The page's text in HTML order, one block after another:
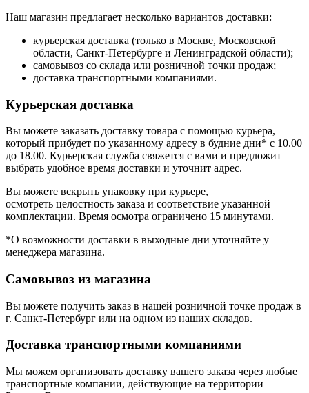
Наш магазин предлагает несколько вариантов доставки:
курьерская доставка (только в Москве, Московской
области, Санкт-Петербурге и Ленинградской области);
самовывоз со склада или розничной точки продаж;
доставка транспортными компаниями.
Курьерская доставка
Вы можете заказать доставку товара с помощью курьера,
который прибудет по указанному адресу в будние дни* с 10.00
до 18.00. Курьерская служба свяжется с вами и предложит
выбрать удобное время доставки и уточнит адрес.
Вы можете вскрыть упаковку при курьере,
осмотреть целостность заказа и соответствие указанной
комплектации. Время осмотра ограничено 15 минутами.
*О возможности доставки в выходные дни уточняйте у
менеджера магазина.
Самовывоз из магазина
Вы можете получить заказ в нашей розничной точке продаж в
г. Санкт-Петербург или на одном из наших складов.
Доставка транспортными компаниями
Мы можем организовать доставку вашего заказа через любые
транспортные компании, действующие на территории